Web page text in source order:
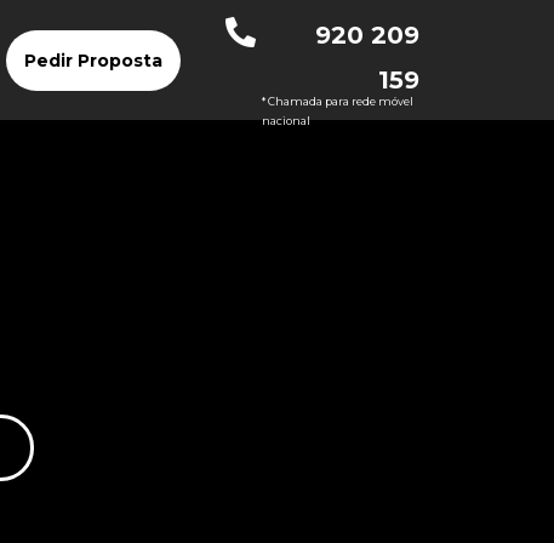
Pedir Proposta
920 209
159
* Chamada para rede móvel
nacional